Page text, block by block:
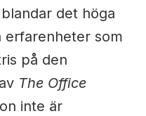
det höga
erfarenheter som
på den
The Office
inte är